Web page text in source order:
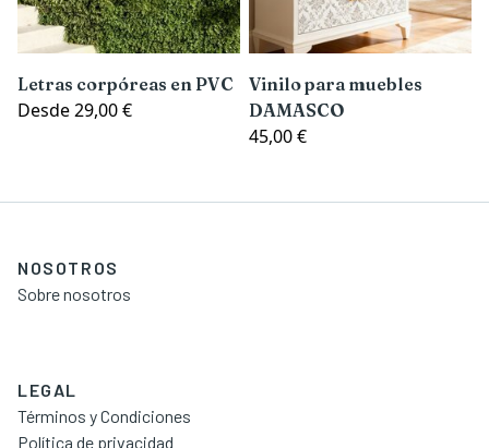
Letras corpóreas en PVC
Desde29,00 €
Vinilo para muebles
DAMASCO
45,00 €
NOSOTROS
Sobre nosotros
LEGAL
Términos y Condiciones
Política de privacidad